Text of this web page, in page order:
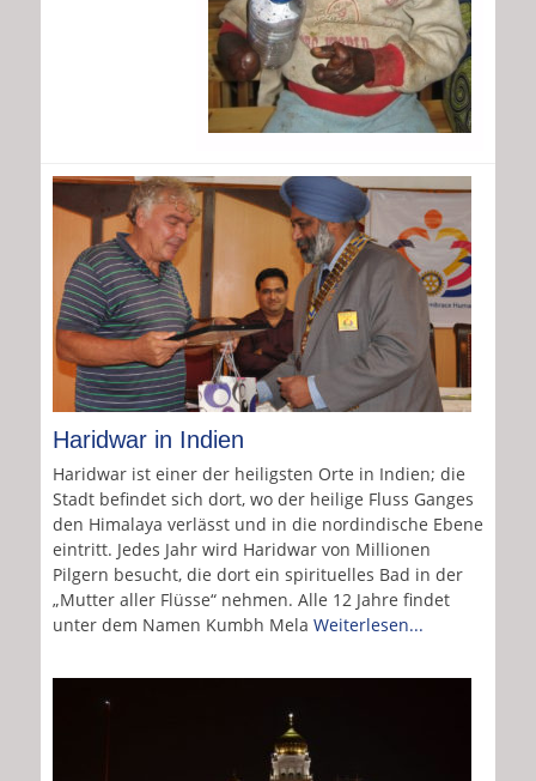
Haridwar in Indien
Haridwar ist einer der heiligsten Orte in Indien; die
Stadt befindet sich dort, wo der heilige Fluss Ganges
den Himalaya verlässt und in die nordindische Ebene
eintritt. Jedes Jahr wird Haridwar von Millionen
Pilgern besucht, die dort ein spirituelles Bad in der
„Mutter aller Flüsse“ nehmen. Alle 12 Jahre findet
unter dem Namen Kumbh Mela Weiterlesen...